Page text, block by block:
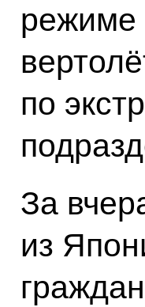
режиме
по
За
из